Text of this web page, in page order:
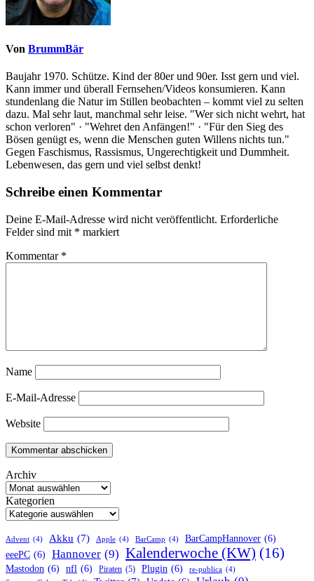
Von BrummBär
Baujahr 1970. Schütze. Kind der 80er und 90er. Isst gern und viel.
Kann immer und überall Fernsehen/Videos konsumieren. Kann
stundenlang die Natur im Stillen beobachten – kommt viel zu selten
dazu. Mal sehr laut, manchmal sehr leise. "Wer sich nicht wehrt, hat
schon verloren" · "Wehret den Anfängen!" · "Für den Sieg des
Bösen genügt es, wenn die Menschen guten Willens nichts tun."
Gegen Faschismus, Rassismus, Ungerechtigkeit und Dummheit.
Lebenwesen, das gern und viel selbst denkt!
Schreibe einen Kommentar
Deine E-Mail-Adresse wird nicht veröffentlicht. Erforderliche
Felder sind mit * markiert
Kommentar *
Name
E-Mail-Adresse
Website
Archiv
Kategorien
Advent (4) Akku (7) Apple (4) BarCamp (4) BarCampHannover (6)
eeePC (6) Hannover (9) Kalenderwoche (KW) (16)
Mastodon (6) nfl (6) Piraten (5) Plugin (6) re-publica (4)